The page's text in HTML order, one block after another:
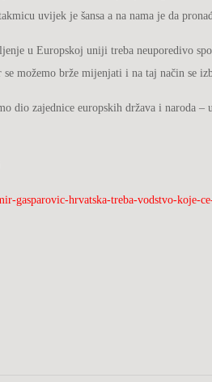
uvijek je šansa a na nama je da
u Europskoj uniji treba
možemo brže mijenjati i na taj način se
dio zajednice europskih država i naroda
gasparovic-hrvatska-treba-vodstvo-koje-